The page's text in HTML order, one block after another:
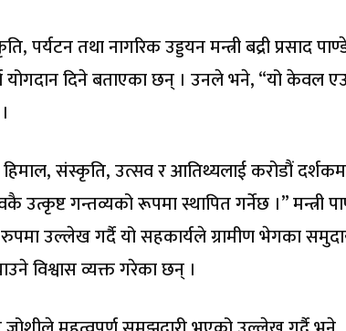
पर्यटन तथा नागरिक उड्डयन मन्त्री बद्री प्रसाद
योगदान दिने बताएका छन् । उनले भने, “यो केवल
हिमाल, संस्कृति, उत्सव र आतिथ्यलाई करोडौं
गन्तव्यको रूपमा स्थापित गर्नेछ ।” मन्त्री
उल्लेख गर्दै यो सहकार्यले ग्रामीण भेगका
विश्वास व्यक्त गरेका छन् ।